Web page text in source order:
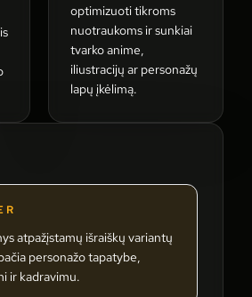
optimizuoti tikroms
nuotraukoms ir sunkiai
tvarko anime,
iliustracijų ar personažų
lapų įkėlimą.
atpažįstamų išraiškų variantų
personažo tapatybe,
ir kadravimu.